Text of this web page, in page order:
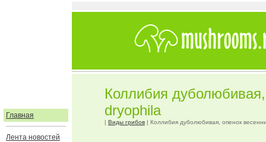
Главная
Лента новостей
Коллибия
dryophila
| Виды грибов | Коллибия дуболюбивая, опенок